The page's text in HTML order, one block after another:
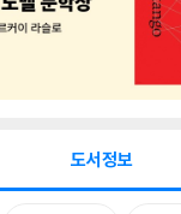
도서정보